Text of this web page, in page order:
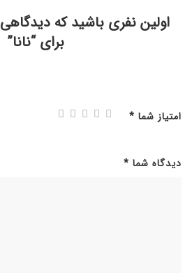
اولین نفری باشید که
برای “نانا”
امتیاز شما *
دیدگاه شما *